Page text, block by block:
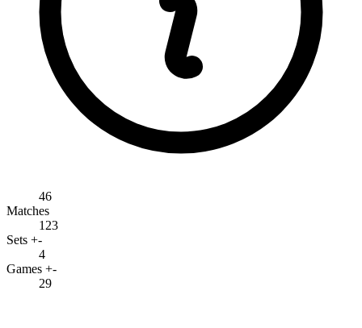
46
Matches
123
Sets +-
4
Games +-
29